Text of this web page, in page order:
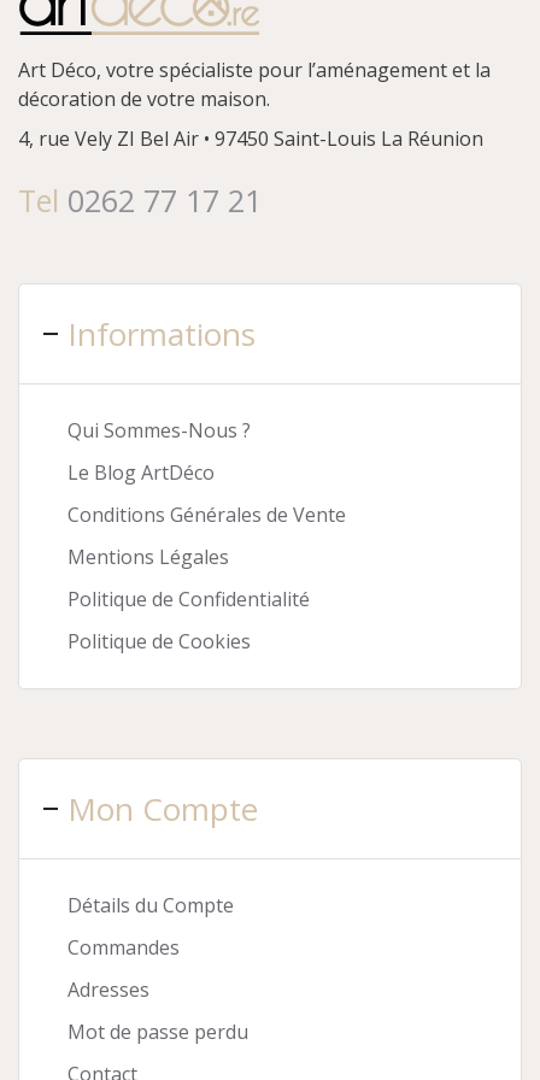
Art Déco, votre spécialiste pour l’aménagement et la
décoration de votre maison.
4, rue Vely ZI Bel Air • 97450 Saint-Louis La Réunion
Tel 0262 77 17 21
Informations
Qui Sommes-Nous ?
Le Blog ArtDéco
Conditions Générales de Vente
Mentions Légales
Politique de Confidentialité
Politique de Cookies
Mon Compte
Détails du Compte
Commandes
Adresses
Mot de passe perdu
Contact